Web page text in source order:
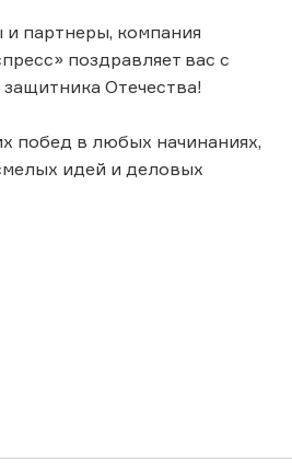
партнеры, компания
поздравляет вас с
Отечества!
побед в любых начинаниях,
идей и деловых